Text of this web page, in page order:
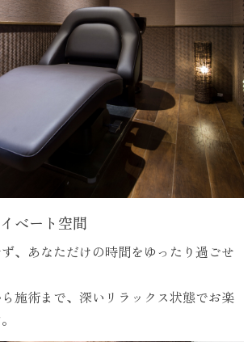
ベート空間
、あなただけの時間をゆったり過ごせ
施術まで、深いリラックス状態でお楽